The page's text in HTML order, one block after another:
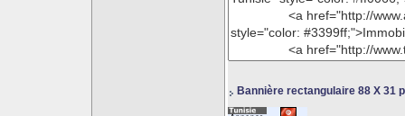
Bannière rectangulaire 88 X 31